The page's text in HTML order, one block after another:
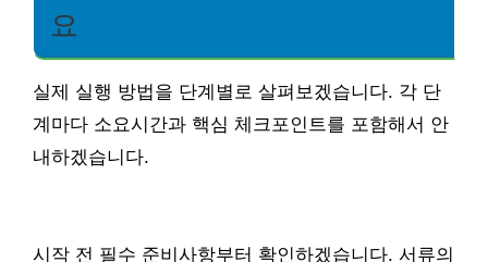
요
실제 실행 방법을 단계별로 살펴보겠습니다. 각 단
계마다 소요시간과 핵심 체크포인트를 포함해서 안
내하겠습니다.
시작 전 필수 준비사항부터 확인하겠습니다. 서류의